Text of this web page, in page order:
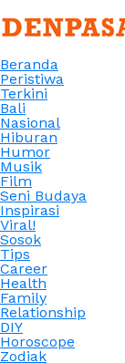
Beranda
Peristiwa
Terkini
Bali
Nasional
Hiburan
Humor
Musik
Film
Seni Budaya
Inspirasi
Viral!
Sosok
Tips
Career
Health
Family
Relationship
DIY
Horoscope
Zodiak